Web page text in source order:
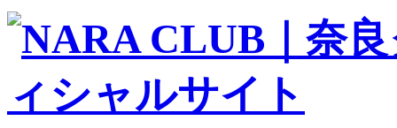
バモス
チアダンススクール
ボランティアチーム「volundeer」
ビクトリーロード
HOMEGAME
観戦ルール＆マナー